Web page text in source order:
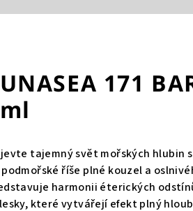
171
tajemný svět mořských hlubin
podmořské říše plné kouzel a
harmonii éterických
které vytvářejí efekt plný